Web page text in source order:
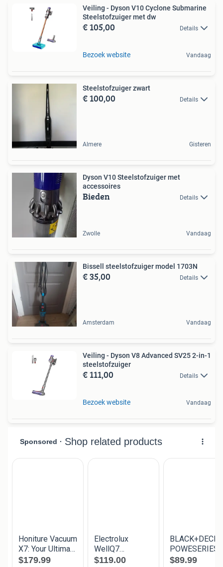
Veiling - Dyson V10 Cyclone Submarine
Steelstofzuiger met dw
€ 105,00 Details
Bezoek website Vandaag
Steelstofzuiger zwart
€ 100,00 Details
Almere Gisteren
Dyson V10 Steelstofzuiger met
accessoires
Bieden Details
Zwolle Vandaag
Bissell steelstofzuiger model 1703N
€ 35,00 Details
Amsterdam Vandaag
Veiling - Dyson V8 Advanced SV25 2-in-1
steelstofzuiger
€ 111,00 Details
Bezoek website Vandaag